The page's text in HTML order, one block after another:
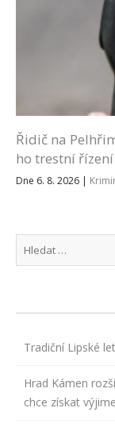
Řidič na
ho trestní řízení
Dne 6. 8. 2026 |
Tradiční Lipské
Hrad Kámen
chce získat